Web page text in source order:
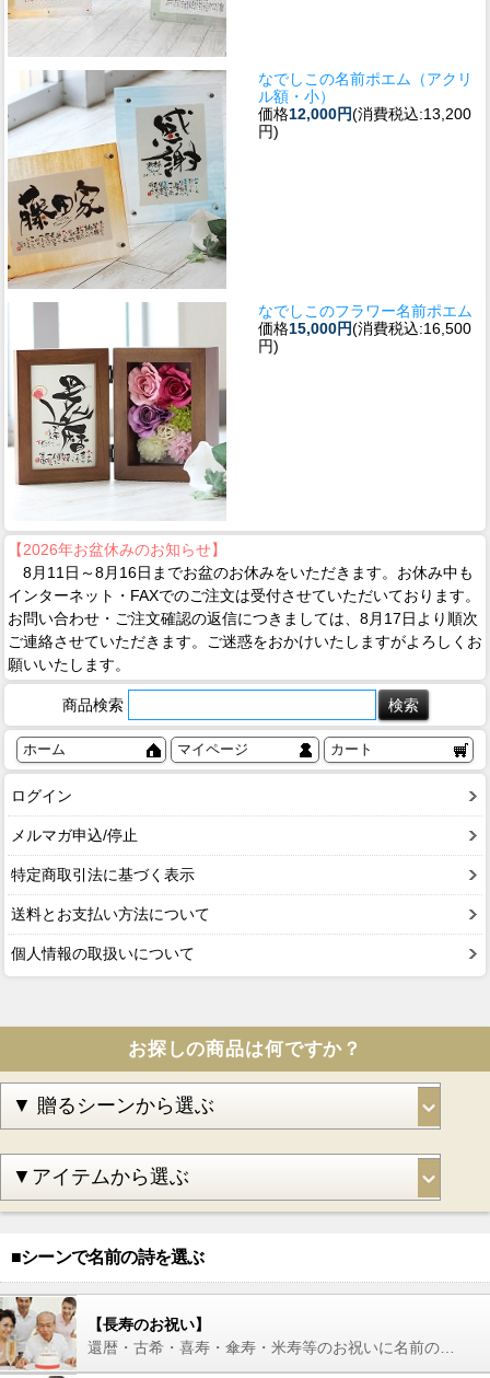
なでしこの名前ポエム（アクリ
ル額・小）
価格12,000円(消費税込:13,200
円)
なでしこのフラワー名前ポエム
価格15,000円(消費税込:16,500
円)
【2026年お盆休みのお知らせ】
8月11日～8月16日までお盆のお休みをいただきます。お休み中も
インターネット・FAXでのご注文は受付させていただいております。
お問い合わせ・ご注文確認の返信につきましては、8月17日より順次
ご連絡させていただきます。ご迷惑をおかけいたしますがよろしくお
願いいたします。
商品検索
ホーム マイページ カート
ログイン
メルマガ申込/停止
特定商取引法に基づく表示
送料とお支払い方法について
個人情報の取扱いについて
お探しの商品は何ですか？
■シーンで名前の詩を選ぶ
【長寿のお祝い】